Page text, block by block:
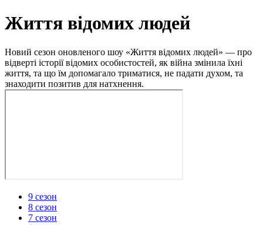
Життя відомих людей
Новий сезон оновленого шоу «Життя відомих людей» — про
відверті історії відомих особистостей, як війна змінила їхні
життя, та що їм допомагало триматися, не падати духом, та
знаходити позитив для натхнення.
9 сезон
8 сезон
7 сезон